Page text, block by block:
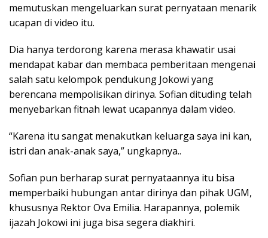
memutuskan mengeluarkan surat pernyataan menarik
ucapan di video itu.
Dia hanya terdorong karena merasa khawatir usai
mendapat kabar dan membaca pemberitaan mengenai
salah satu kelompok pendukung Jokowi yang
berencana mempolisikan dirinya. Sofian dituding telah
menyebarkan fitnah lewat ucapannya dalam video.
“Karena itu sangat menakutkan keluarga saya ini kan,
istri dan anak-anak saya,” ungkapnya..
Sofian pun berharap surat pernyataannya itu bisa
memperbaiki hubungan antar dirinya dan pihak UGM,
khususnya Rektor Ova Emilia. Harapannya, polemik
ijazah Jokowi ini juga bisa segera diakhiri.